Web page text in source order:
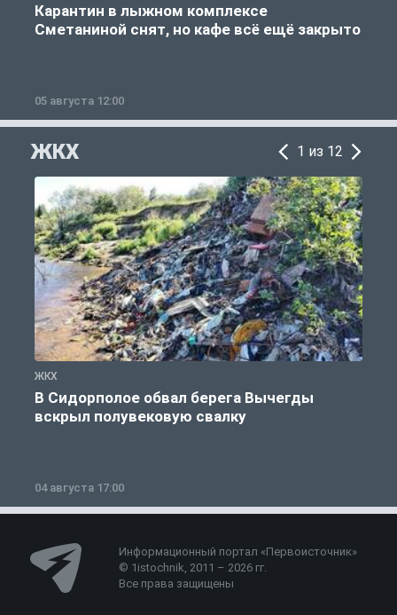
Карантин в лыжном комплексе
Сметаниной снят, но кафе всё ещё закрыто
05 августа 12:00
ЖКХ 1 из 12
ЖКХ
В Сидорполое обвал берега Вычегды
вскрыл полувековую свалку
04 августа 17:00
Информационный портал «Первоисточник»
© 1istochnik, 2011 – 2026 гг.
Все права защищены